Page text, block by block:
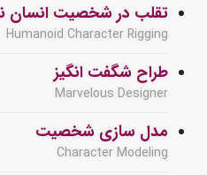
تقلب در شخصیت انسان
Humanoid Character Rigging
طراح شگفت انگیز
Marvelous Designer
مدل سازی شخصیت
Character Modeling